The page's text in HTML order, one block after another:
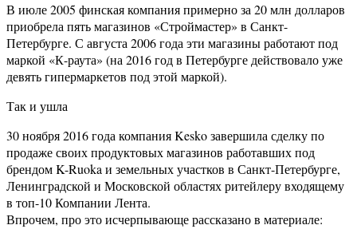
В июле 2005 финская компания примерно за 20 млн долларов
приобрела пять магазинов «Строймастер» в Санкт-
Петербурге. С августа 2006 года эти магазины работают под
маркой «К-раута» (на 2016 год в Петербурге действовало уже
девять гипермаркетов под этой маркой).
Так и ушла
30 ноября 2016 года компания Kesko завершила сделку по
продаже своих продуктовых магазинов работавших под
брендом K-Ruoka и земельных участков в Санкт-Петербурге,
Ленинградской и Московской областях ритейлеру входящему
в топ-10 Компании Лента.
Впрочем, про это исчерпывающе рассказано в материале: